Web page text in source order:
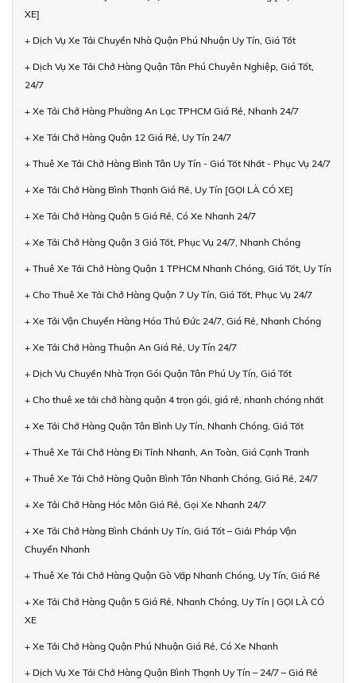
XE]
+ Dịch Vụ Xe Tải Chuyển Nhà Quận Phú Nhuận Uy Tín, Giá Tốt
+ Dịch Vụ Xe Tải Chở Hàng Quận Tân Phú Chuyên Nghiệp, Giá Tốt,
24/7
+ Xe Tải Chở Hàng Phường An Lạc TPHCM Giá Rẻ, Nhanh 24/7
+ Xe Tải Chở Hàng Quận 12 Giá Rẻ, Uy Tín 24/7
+ Thuê Xe Tải Chở Hàng Bình Tân Uy Tín - Giá Tốt Nhất - Phục Vụ 24/7
+ Xe Tải Chở Hàng Bình Thạnh Giá Rẻ, Uy Tín [GỌI LÀ CÓ XE]
+ Xe Tải Chở Hàng Quận 5 Giá Rẻ, Có Xe Nhanh 24/7
+ Xe Tải Chở Hàng Quận 3 Giá Tốt, Phục Vụ 24/7, Nhanh Chóng
+ Thuê Xe Tải Chở Hàng Quận 1 TPHCM Nhanh Chóng, Giá Tốt, Uy Tín
+ Cho Thuê Xe Tải Chở Hàng Quận 7 Uy Tín, Giá Tốt, Phục Vụ 24/7
+ Xe Tải Vận Chuyển Hàng Hóa Thủ Đức 24/7, Giá Rẻ, Nhanh Chóng
+ Xe Tải Chở Hàng Thuận An Giá Rẻ, Uy Tín 24/7
+ Dịch Vụ Chuyển Nhà Trọn Gói Quận Tân Phú Uy Tín, Giá Tốt
+ Cho thuê xe tải chở hàng quận 4 trọn gói, giá rẻ, nhanh chóng nhất
+ Xe Tải Chở Hàng Quận Tân Bình Uy Tín, Nhanh Chóng, Giá Tốt
+ Thuê Xe Tải Chở Hàng Đi Tỉnh Nhanh, An Toàn, Giá Cạnh Tranh
+ Thuê Xe Tải Chở Hàng Quận Bình Tân Nhanh Chóng, Giá Rẻ, 24/7
+ Xe Tải Chở Hàng Hóc Môn Giá Rẻ, Gọi Xe Nhanh 24/7
+ Xe Tải Chở Hàng Bình Chánh Uy Tín, Giá Tốt – Giải Pháp Vận
Chuyển Nhanh
+ Thuê Xe Tải Chở Hàng Quận Gò Vấp Nhanh Chóng, Uy Tín, Giá Rẻ
+ Xe Tải Chở Hàng Quận 5 Giá Rẻ, Nhanh Chóng, Uy Tín | GỌI LÀ CÓ
XE
+ Xe Tải Chở Hàng Quận Phú Nhuận Giá Rẻ, Có Xe Nhanh
+ Dịch Vụ Xe Tải Chở Hàng Quận Bình Thạnh Uy Tín – 24/7 – Giá Rẻ